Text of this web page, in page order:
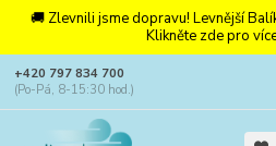
🚚 Zlevnili jsme dopravu! Levnější
Klikněte zde pro
+420 797 834 700
(Po-Pá, 8-15:30 hod.)